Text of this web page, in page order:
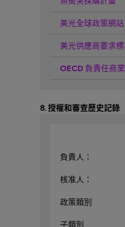
美光全球政策網站
美光供應商要求
OECD 負責任商
8. 授權和審查歷史記錄
負責人：
核准人：
政策類別
子類別